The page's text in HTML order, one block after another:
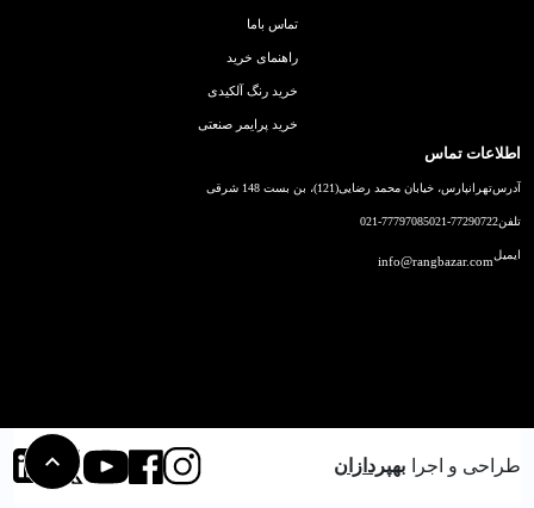
تماس باما
راهنمای خرید
خرید رنگ آلکیدی
خرید پرایمر صنعتی
اطلاعات تماس
آدرستهرانپارس، خیابان محمد رضایی(121)، بن بست 148 شرقی
تلفن021-77290722
021-77797085
ایمیلinfo@rangbazar.com
طراحی و اجرا بهپردازان